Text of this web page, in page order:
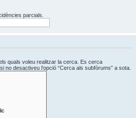
parcials.
quals voleu realitzar la cerca. Es cerca
no desactiveu l’opció “Cerca als subfòrums” a sota.